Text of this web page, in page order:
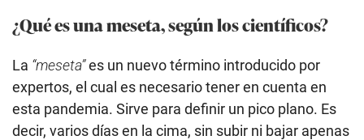
¿Qué es una meseta, según los científicos?
La “meseta”es un nuevo término introducido por
expertos, el cual es necesario tener en cuenta en
esta pandemia. Sirve para definir un pico plano. Es
decir, varios días en la cima, sin subir ni bajar apenas